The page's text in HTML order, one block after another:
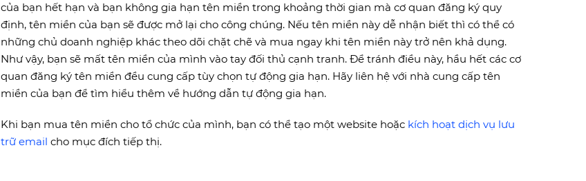
của bạn hết hạn và bạn không gia hạn tên miền trong khoảng thời gian mà cơ quan đăng ký quy
định, tên miền của bạn sẽ được mở lại cho công chúng. Nếu tên miền này dễ nhận biết thì có thể có
những chủ doanh nghiệp khác theo dõi chặt chẽ và mua ngay khi tên miền này trở nên khả dụng.
Như vậy, bạn sẽ mất tên miền của mình vào tay đối thủ cạnh tranh. Để tránh điều này, hầu hết các cơ
quan đăng ký tên miền đều cung cấp tùy chọn tự động gia hạn. Hãy liên hệ với nhà cung cấp tên
miền của bạn để tìm hiểu thêm về hướng dẫn tự động gia hạn.
Khi bạn mua tên miền cho tổ chức của mình, bạn có thể tạo một website hoặc kích hoạt dịch vụ lưu
trữ email cho mục đích tiếp thị.